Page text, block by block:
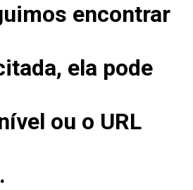
encontrar
ela pode
ou o URL